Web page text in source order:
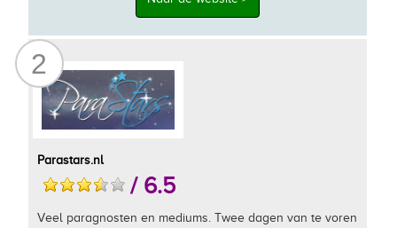
2
Parastars.nl
/ 6.5
Veel paragnosten en mediums. Twee dagen van te voren